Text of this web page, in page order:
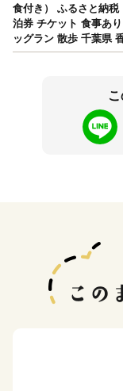
食付き） ふるさと納
泊券 チケット 食事あ
ッグラン 散歩 千葉県